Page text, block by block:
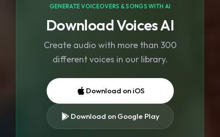
GENERATE VOICEOVERS & SONGS WITH AI
Download Voices AI
Create audio with more than 300
different voices in our library.
Download on iOS
Download on Google Play